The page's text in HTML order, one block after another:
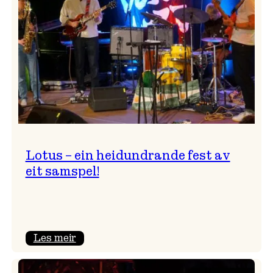
NTNU!
Lotus – ein heidundrande fest av
eit samspel!
Les meir:
–